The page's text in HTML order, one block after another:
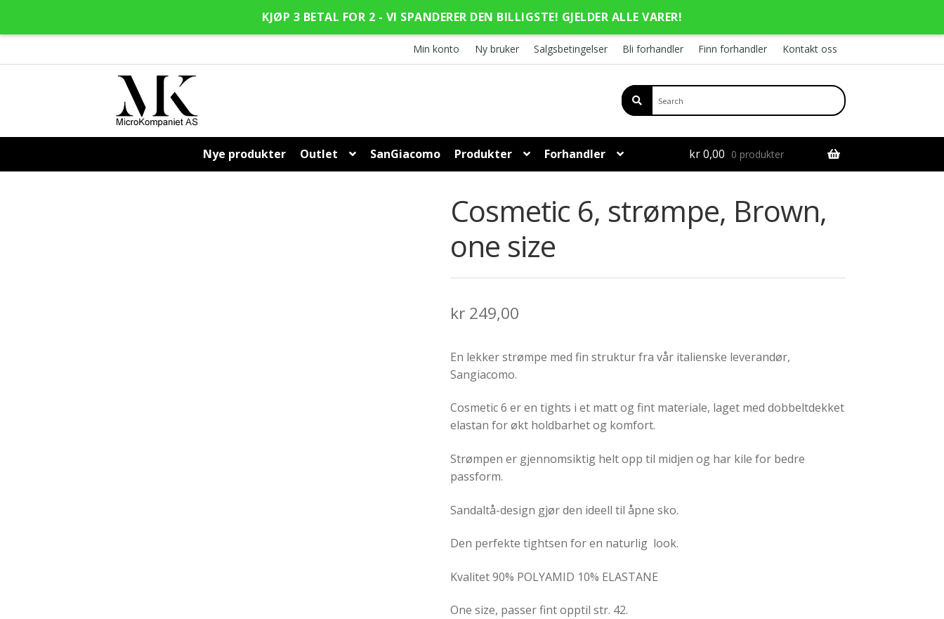
KJØP 3 BETAL FOR 2 - VI SPANDERER DEN BILLIGSTE! GJELDER ALLE VARER!
Min konto Ny bruker Salgsbetingelser Bli forhandler Finn forhandler Kontakt oss
Hopp
Hopp
Nye produkter Outlet SanGiacomo Produkter Forhandler kr0,00 0 produkter
Cosmetic 6, strømpe, Brown,
one size
kr249,00
En lekker strømpe med fin struktur fra vår italienske leverandør,
Sangiacomo.
Cosmetic 6 er en tights i et matt og fint materiale, laget med dobbeltdekket
elastan for økt holdbarhet og komfort.
Strømpen er gjennomsiktig helt opp til midjen og har kile for bedre
passform.
Sandaltå-design gjør den ideell til åpne sko.
Den perfekte tightsen for en naturlig look.
Kvalitet 90% POLYAMID 10% ELASTANE
One size, passer fint opptil str. 42.